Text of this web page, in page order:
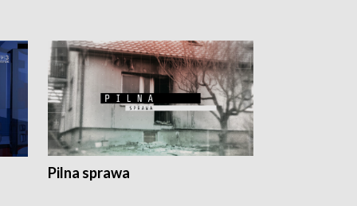
Pilna sprawa